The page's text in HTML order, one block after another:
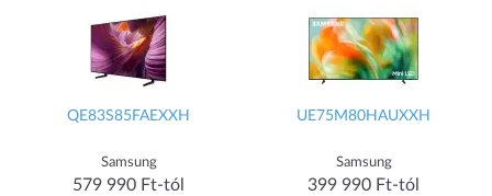
QE83S85FAEXXH
Samsung
579 990 Ft-tól
UE75M80HAUXXH
Samsung
399 990 Ft-tól